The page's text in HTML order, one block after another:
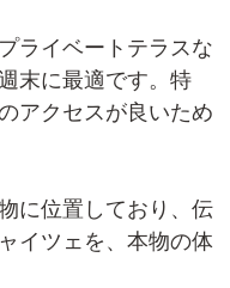
ライベートテラスな
末に最適です。特
アクセスが良いため
に位置しており、伝
イツェを、本物の体